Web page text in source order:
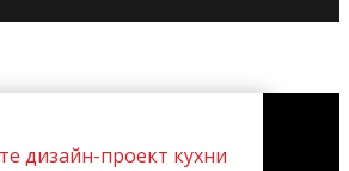
дизайн-проект кухни